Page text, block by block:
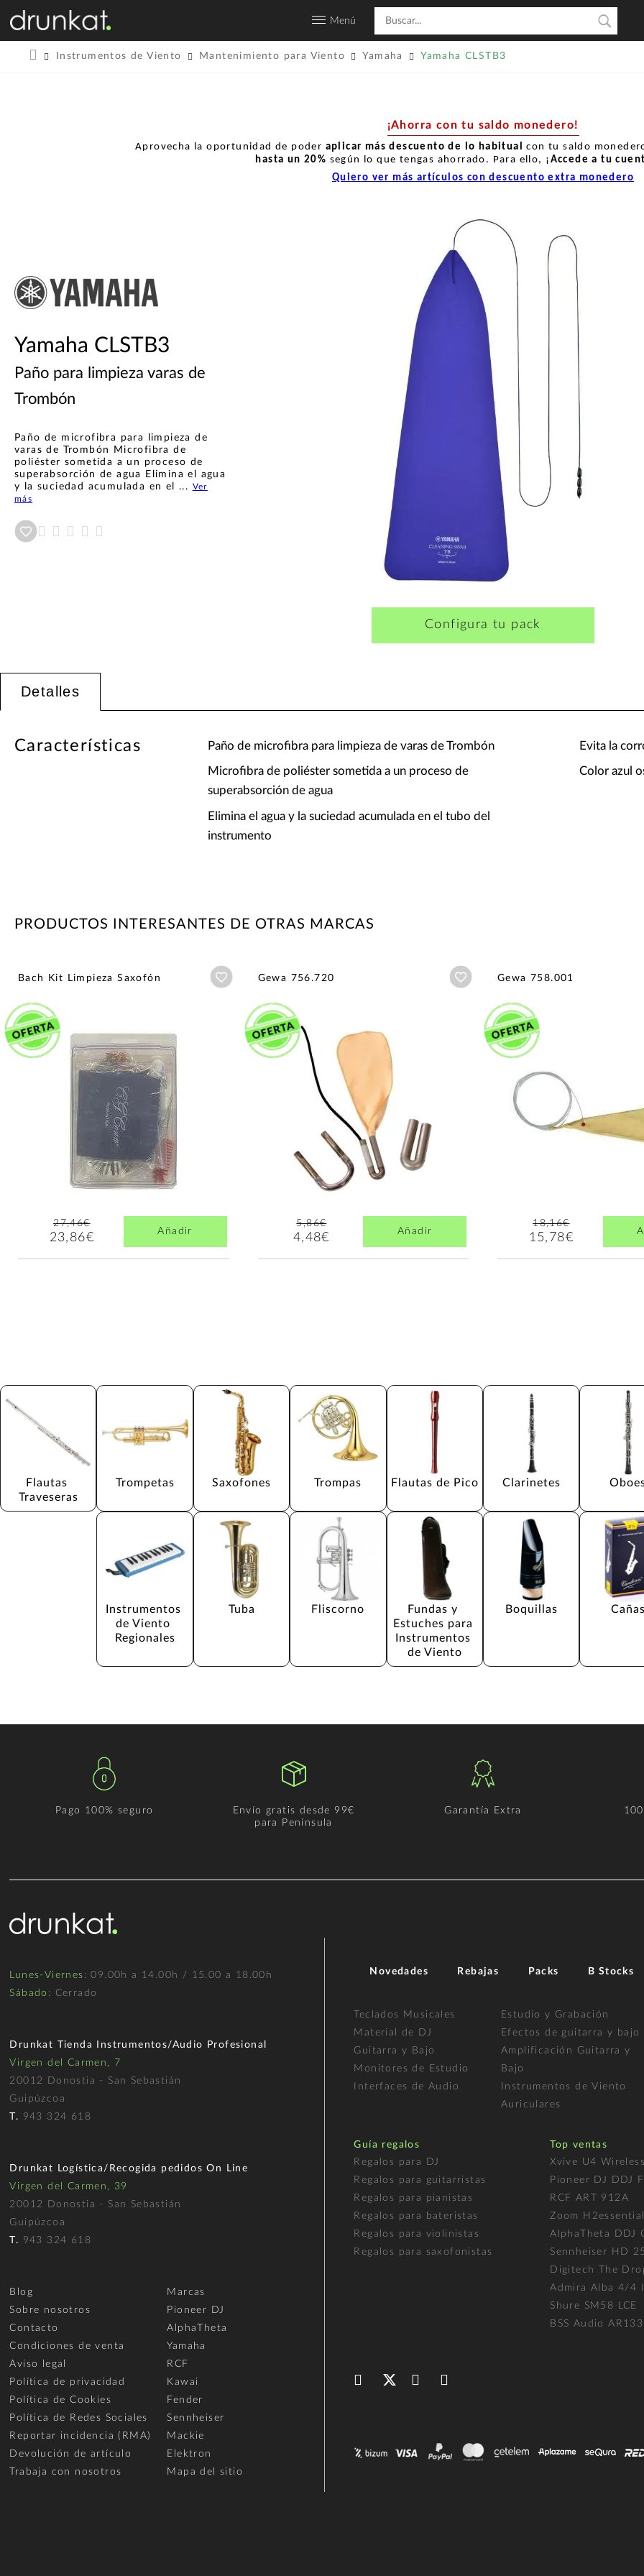
Menú
Instrumentos de Viento Mantenimiento para Viento Yamaha Yamaha CLSTB3
¡Ahorra con tu saldo monedero!
Aprovecha la oportunidad de poder aplicar más descuento de lo habitual con tu saldo
hasta un 20% según lo que tengas ahorrado. Para ello, ¡ Accede a tu
Quiero ver más artículos con descuento extra monedero
Yamaha CLSTB3
Paño para limpieza varas de
Trombón
Paño de microfibra para limpieza de
varas de Trombón Microfibra de
poliéster sometida a un proceso de
superabsorción de agua Elimina el agua
y la suciedad acumulada en el ... Ver
más
Añadir a wishlist
Configura tu pack
Detalles
Características Paño de microfibra para limpieza de varas de Trombón
Microfibra de poliéster sometida a un proceso de
superabsorción de agua
Elimina el agua y la suciedad acumulada en el tubo del
instrumento
Evita la
Color azul
PRODUCTOS INTERESANTES DE OTRAS MARCAS
Bach Kit Limpieza Saxofón Añadir a wishlist
27,46€
23,86€ Añadir
Gewa 756.720 Añadir a wishlist
5,86€
4,48€ Añadir
Gewa 758.001
18,16€
15,78€
Flautas
Traveseras
Trompetas Saxofones Trompas Flautas de Pico Clarinetes
Instrumentos
de Viento
Regionales
Tuba Fliscorno
Fundas y
Estuches para
Instrumentos
de Viento
Boquillas Cañas
Pago 100% seguro
Envío gratis desde 99€
para Península
Garantía Extra
Lunes-Viernes : 09.00h a 14.00h / 15.00 a 18.00h
Sábado : Cerrado
Drunkat Tienda Instrumentos/Audio Profesional
Virgen del Carmen, 7
20012 Donostia - San Sebastián
Guipúzcoa
T. 943 324 618
Drunkat Logística/Recogida pedidos On Line
Virgen del Carmen, 39
20012 Donostia - San Sebastián
Guipúzcoa
T. 943 324 618
Blog
Sobre nosotros
Contacto
Condiciones de venta
Aviso legal
Política de privacidad
Política de Cookies
Política de Redes Sociales
Reportar incidencia (RMA)
Devolución de artículo
Trabaja con nosotros
Marcas
Pioneer DJ
AlphaTheta
Yamaha
RCF
Kawai
Fender
Sennheiser
Mackie
Elektron
Mapa del sitio
Novedades Rebajas Packs B Stocks
Teclados Musicales
Material de DJ
Guitarra y Bajo
Monitores de Estudio
Interfaces de Audio
Estudio y Grabación
Efectos de guitarra y bajo
Amplificación Guitarra y
Bajo
Instrumentos de Viento
Auriculares
Guía regalos
Regalos para DJ
Regalos para guitarristas
Regalos para pianistas
Regalos para bateristas
Regalos para violinistas
Regalos para saxofonistas
Top ventas
Xvive U4
Pioneer DJ DDJ
RCF ART 912A
Zoom H2essential
AlphaTheta DDJ
Sennheiser HD 25
Digitech The
Admira Alba 4/4
Shure SM58 LCE
BSS Audio AR133